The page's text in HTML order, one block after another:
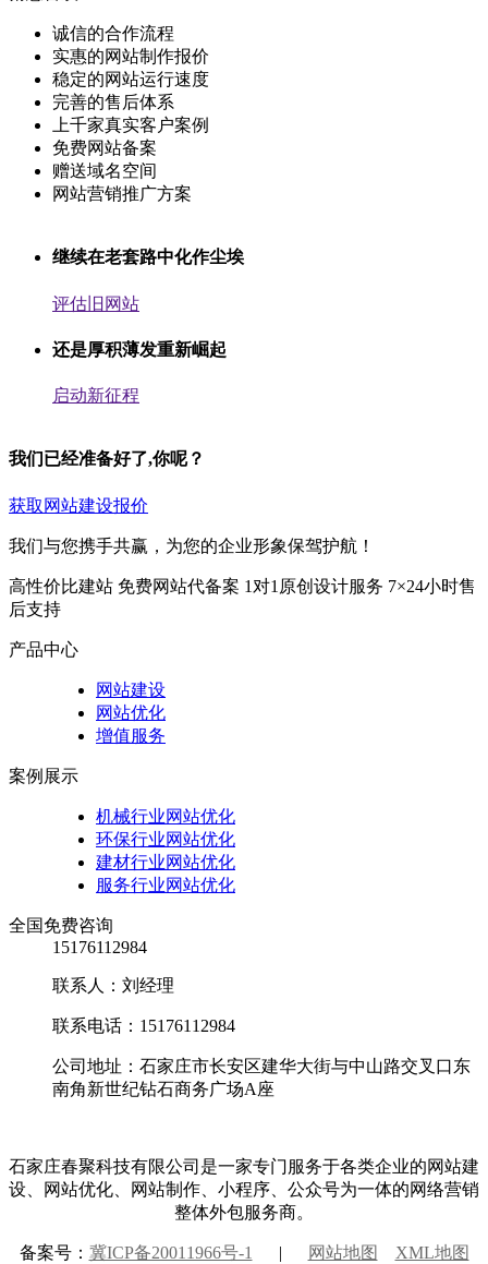
诚信的合作流程
实惠的网站制作报价
稳定的网站运行速度
完善的售后体系
上千家真实客户案例
免费网站备案
赠送域名空间
网站营销推广方案
继续在老套路中化作尘埃
评估旧网站
还是厚积薄发重新崛起
启动新征程
我们已经准备好了,你呢？
获取网站建设报价
我们与您携手共赢，为您的企业形象保驾护航！
高性价比建站 免费网站代备案 1对1原创设计服务 7×24小时售
后支持
产品中心
网站建设
网站优化
增值服务
案例展示
机械行业网站优化
环保行业网站优化
建材行业网站优化
服务行业网站优化
全国免费咨询
15176112984
联系人：刘经理
联系电话：15176112984
公司地址：石家庄市长安区建华大街与中山路交叉口东
南角新世纪钻石商务广场A座
石家庄春聚科技有限公司是一家专门服务于各类企业的网站建
设、网站优化、网站制作、小程序、公众号为一体的网络营销
整体外包服务商。
备案号： 冀ICP备20011966号-1 | 网站地图 XML地图